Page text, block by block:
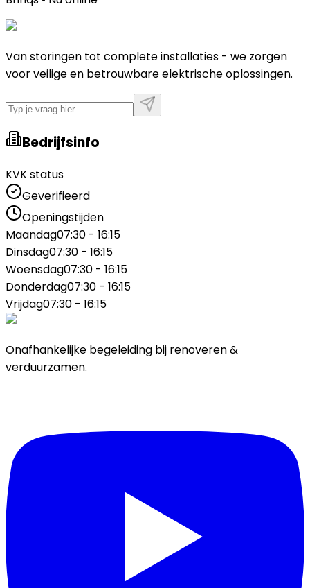
Van storingen tot complete installaties - we zorgen
voor veilige en betrouwbare elektrische oplossingen.
Bedrijfsinfo
KVK status
Geverifieerd
Openingstijden
Maandag07:30 - 16:15
Dinsdag07:30 - 16:15
Woensdag07:30 - 16:15
Donderdag07:30 - 16:15
Vrijdag07:30 - 16:15
Onafhankelijke begeleiding bij renoveren &
verduurzamen.